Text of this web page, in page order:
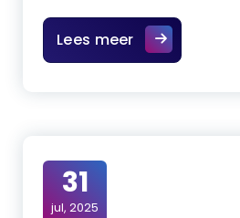
Lees meer
31
jul, 2025